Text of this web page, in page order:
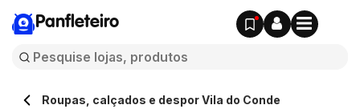
Panfleteiro
Roupas, calçados e despor Vila do Conde